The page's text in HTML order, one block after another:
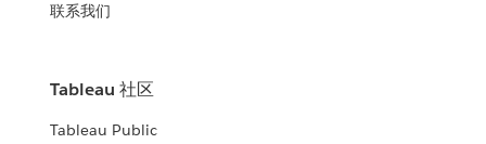
联系我们
Tableau 社区
Tableau Public